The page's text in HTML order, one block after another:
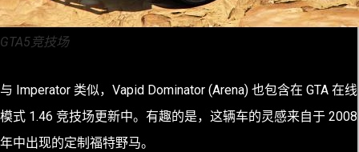
GTA5竞技场
与 Imperator 类似，Vapid Dominator (Arena) 也包含在 GTA 在线
模式 1.46 竞技场更新中。有趣的是，这辆车的灵感来自于 2008
年中出现的定制福特野马。